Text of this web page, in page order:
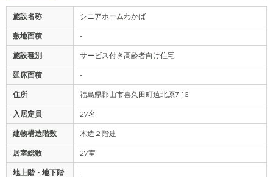
施設名称 シニアホームわかば
敷地面積 -
施設種別 サービス付き高齢者向け住宅
延床面積 -
住所 福島県郡山市喜久田町遠北原7-16
入居定員 27名
建物構造階数 木造２階建
居室総数 27室
地上階・地下階 -